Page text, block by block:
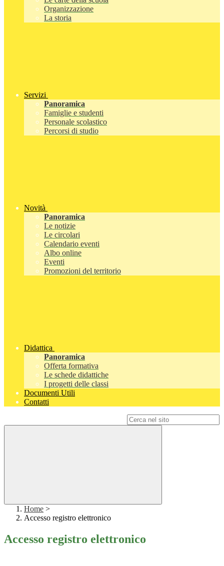
Organizzazione
La storia
Servizi
Panoramica
Famiglie e studenti
Personale scolastico
Percorsi di studio
Novità
Panoramica
Le notizie
Le circolari
Calendario eventi
Albo online
Eventi
Promozioni del territorio
Didattica
Panoramica
Offerta formativa
Le schede didattiche
I progetti delle classi
Documenti Utili
Contatti
Home >
Accesso registro elettronico
Accesso registro elettronico